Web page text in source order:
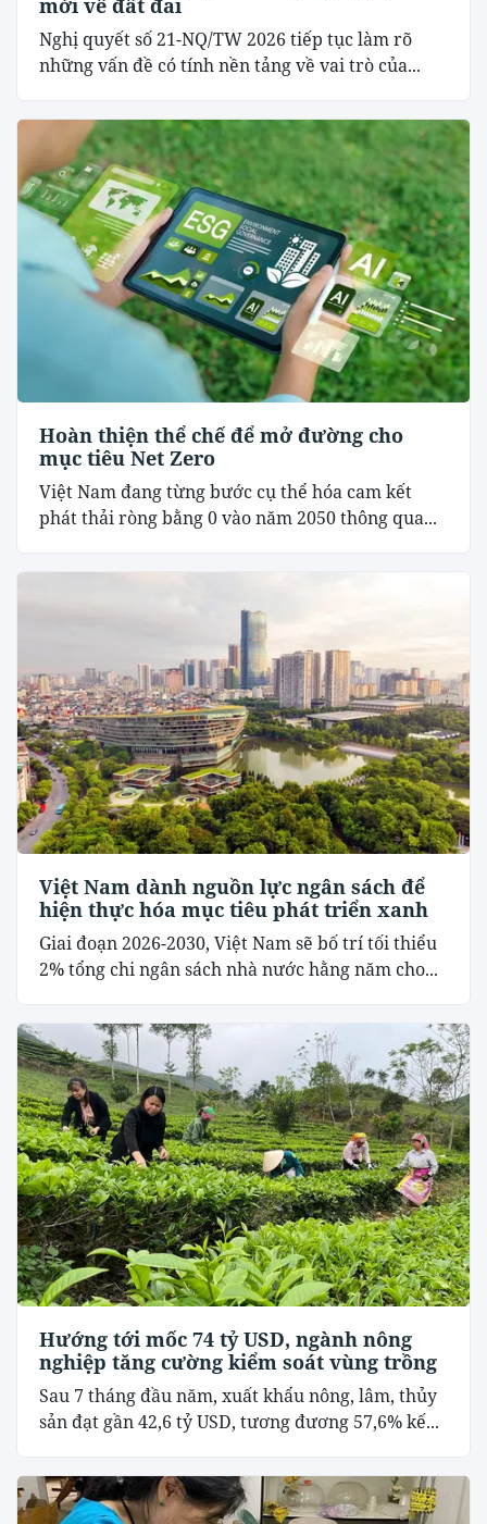
Nghị quyết số 21-NQ/TW 2026 tiếp tục làm rõ
những vấn đề có tính nền tảng về vai trò của...
Hoàn thiện thể chế để mở đường cho
mục tiêu Net Zero
Việt Nam đang từng bước cụ thể hóa cam kết
phát thải ròng bằng 0 vào năm 2050 thông qua...
Việt Nam dành nguồn lực ngân sách để
hiện thực hóa mục tiêu phát triển xanh
Giai đoạn 2026-2030, Việt Nam sẽ bố trí tối thiểu
2% tổng chi ngân sách nhà nước hằng năm cho...
Hướng tới mốc 74 tỷ USD, ngành nông
nghiệp tăng cường kiểm soát vùng trồng
Sau 7 tháng đầu năm, xuất khẩu nông, lâm, thủy
sản đạt gần 42,6 tỷ USD, tương đương 57,6% kế...